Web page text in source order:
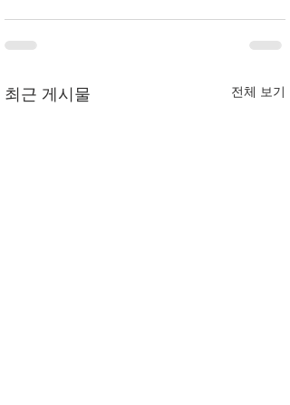
최근 게시물 전체 보기